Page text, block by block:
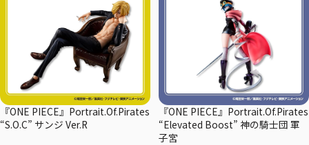
『ONE PIECE』Portrait.Of.Pirates
“S.O.C” サンジ Ver.R
『ONE PIECE』Portrait.Of.Pirates
“Elevated Boost” 神の騎士団 軍
子宮